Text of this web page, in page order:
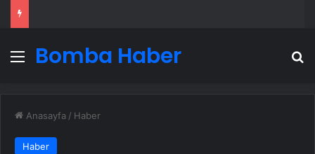
Menü
Bomba Haber
Anasayfa / Haber
Haber